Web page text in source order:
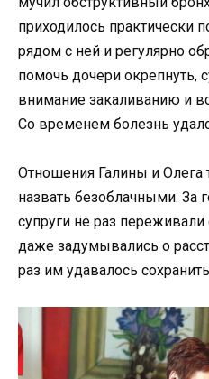
приходилось практически
рядом с ней и регулярно
помочь дочери окрепнуть,
внимание закаливанию и
Со временем болезнь
Отношения Галины и Олега
назвать безоблачными. За
супруги не раз
даже задумывались о
раз им удавалось